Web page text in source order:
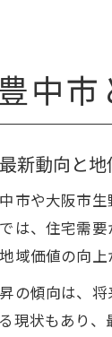
中
新動向と
市や大阪市
は、住宅需
域価値の向上
の傾向は、
現状もあり